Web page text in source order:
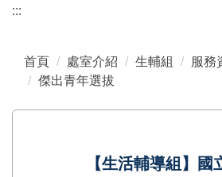
:::
首頁 處室介紹 生輔組
服務
傑出青年選拔
【生活輔導組】國